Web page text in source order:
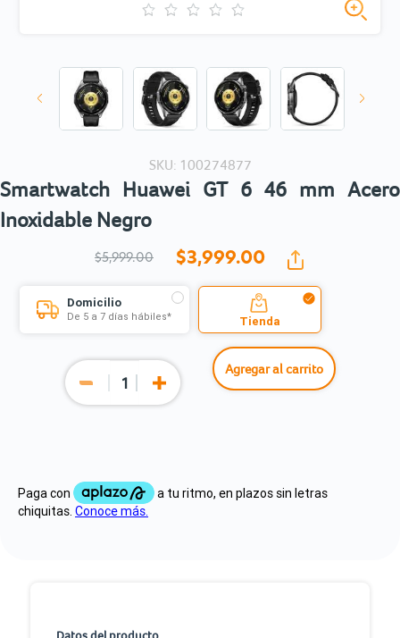
SKU: 100274877
Smartwatch Huawei GT 6 46 mm Acero
Inoxidable Negro
$5,999.00 $3,999.00
Domicilio
De 5 a 7 días hábiles* Tienda
Agregar al carrito